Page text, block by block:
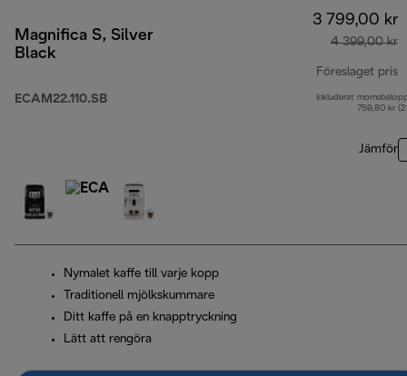
Magnifica S, Silver
Black
ECAM22.110.SB
3 799,00 kr
4 399,00 kr
Föreslaget pris
Inkluderat
759,80 kr
Jämför
Nymalet kaffe till varje kopp
Traditionell mjölkskummare
Ditt kaffe på en knapptryckning
Lätt att rengöra